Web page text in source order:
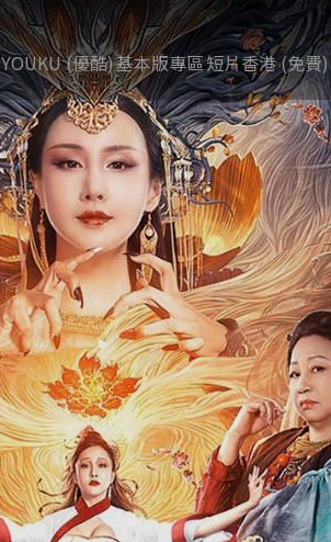
YOUKU (優酷)基本版專區短片香港 (免費)